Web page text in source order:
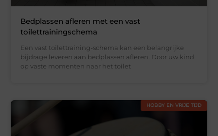
Bedplassen afleren met een vast
toilettrainingschema
Een vast toilettraining-schema kan een belangrijke
bijdrage leveren aan bedplassen afleren. Door uw kind
op vaste momenten naar het toilet
HOBBY EN VRIJE TIJD